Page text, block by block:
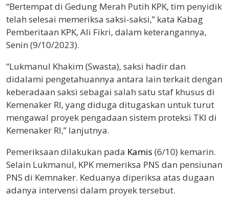
“Bertempat di Gedung Merah Putih KPK, tim penyidik
telah selesai memeriksa saksi-saksi,” kata Kabag
Pemberitaan KPK, Ali Fikri, dalam keterangannya,
Senin (9/10/2023).
“Lukmanul Khakim (Swasta), saksi hadir dan
didalami pengetahuannya antara lain terkait dengan
keberadaan saksi sebagai salah satu staf khusus di
Kemenaker RI, yang diduga ditugaskan untuk turut
mengawal proyek pengadaan sistem proteksi TKI di
Kemenaker RI,” lanjutnya.
Pemeriksaan dilakukan pada Kamis (6/10) kemarin.
Selain Lukmanul, KPK memeriksa PNS dan pensiunan
PNS di Kemnaker. Keduanya diperiksa atas dugaan
adanya intervensi dalam proyek tersebut.